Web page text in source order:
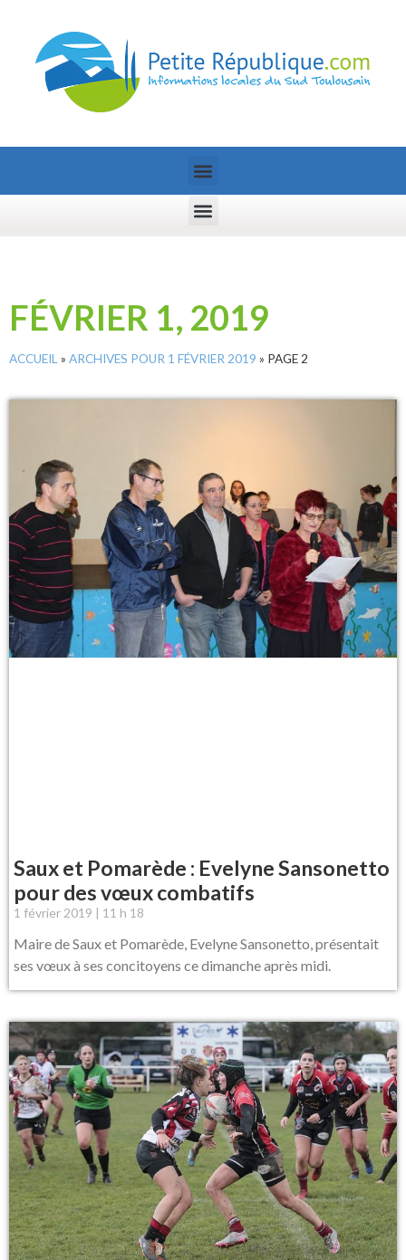
FÉVRIER 1, 2019
ACCUEIL » ARCHIVES POUR 1 FÉVRIER 2019 » PAGE 2
Saux et Pomarède : Evelyne Sansonetto
pour des vœux combatifs
1 février 2019 11 h 18
Maire de Saux et Pomarède, Evelyne Sansonetto, présentait
ses vœux à ses concitoyens ce dimanche après midi.